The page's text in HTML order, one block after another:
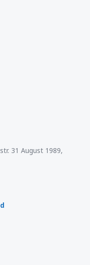
31 August 1989,